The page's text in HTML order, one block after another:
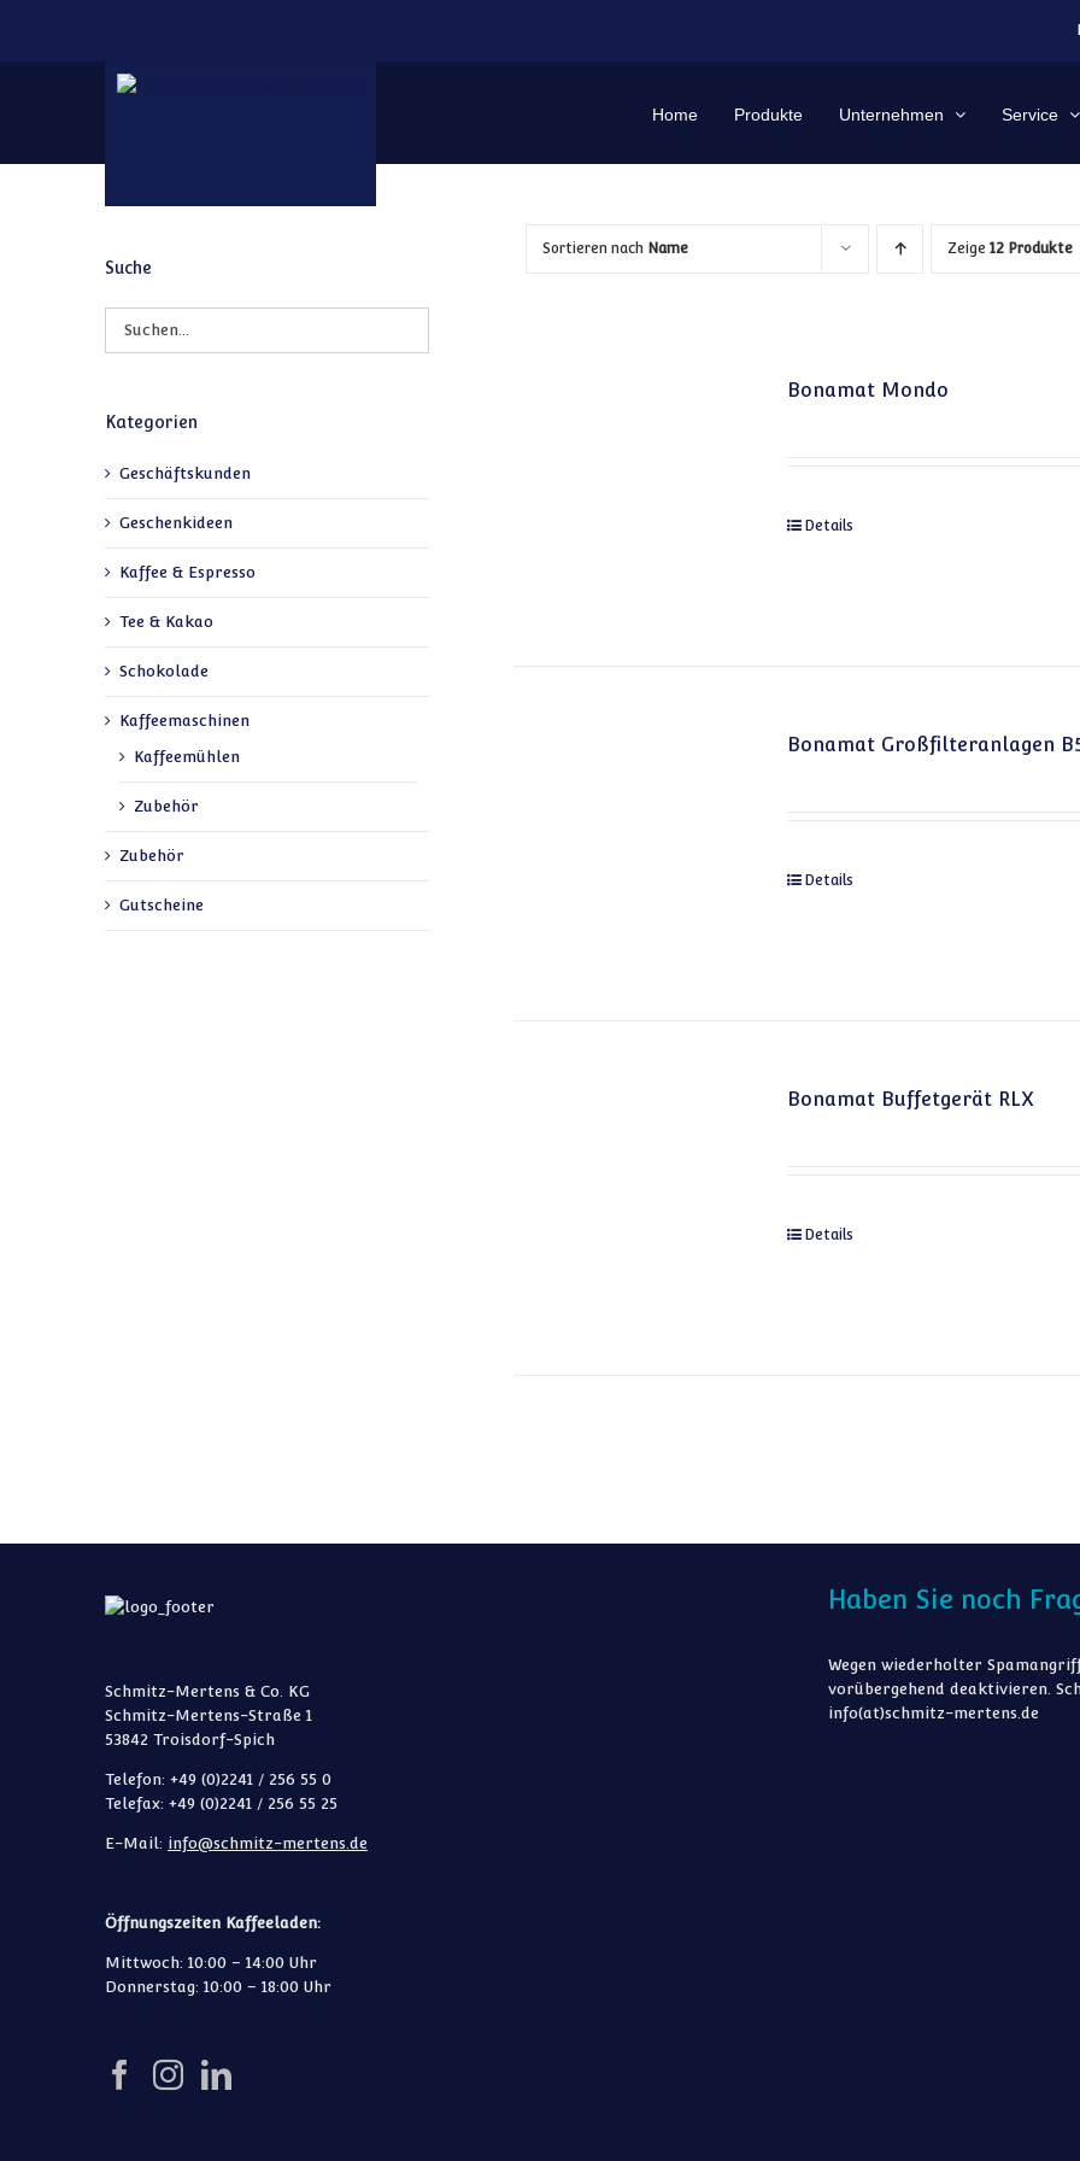
Home Produkte Unternehmen Service
Sortieren nach Name Zeige12 Produkte
Bonamat Mondo
Details
Bonamat Großfilteranlagen
Details
Bonamat Buffetgerät RLX
Details
Suche
Kategorien
Geschäftskunden
Geschenkideen
Kaffee & Espresso
Tee & Kakao
Schokolade
Kaffeemaschinen
Kaffeemühlen
Zubehör
Zubehör
Gutscheine
Schmitz-Mertens & Co. KG
Schmitz-Mertens-Straße 1
53842 Troisdorf-Spich
Telefon: +49 (0)2241 / 256 55 0
Telefax: +49 (0)2241 / 256 55 25
E-Mail: info@schmitz-mertens.de
Öffnungszeiten Kaffeeladen:
Mittwoch: 10:00 – 14:00 Uhr
Donnerstag: 10:00 – 18:00 Uhr
Haben Sie noch
Wegen wiederholter
vorübergehend deaktivieren.
info(at)schmitz-mertens.de